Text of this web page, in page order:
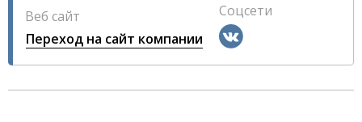
Веб сайт
Переход на сайт компании
Соцсети